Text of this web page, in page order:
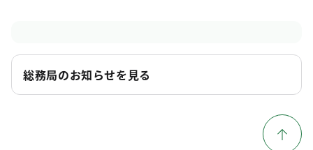
総務局のお知らせを見る